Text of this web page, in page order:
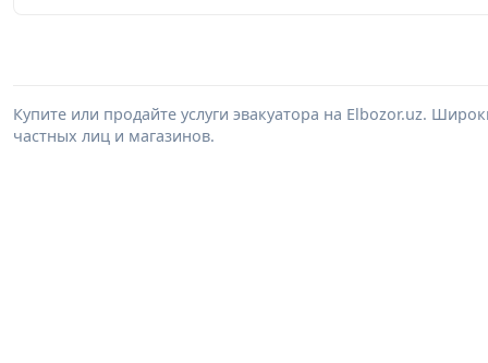
Купите или продайте услуги эвакуатора на Elbozor.uz.
частных лиц и магазинов.